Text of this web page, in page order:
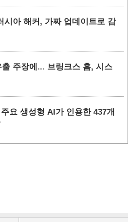
시아 해커, 가짜 업데이트로 감
주장에... 브링크스 홈, 시스
요 생성형 AI가 인용한 437개